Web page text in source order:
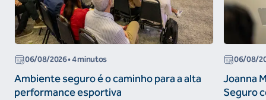
06/08/2026• 4 minutos
Ambiente seguro é o caminho para a alta
performance esportiva
06/08/
Joanna
Seguro